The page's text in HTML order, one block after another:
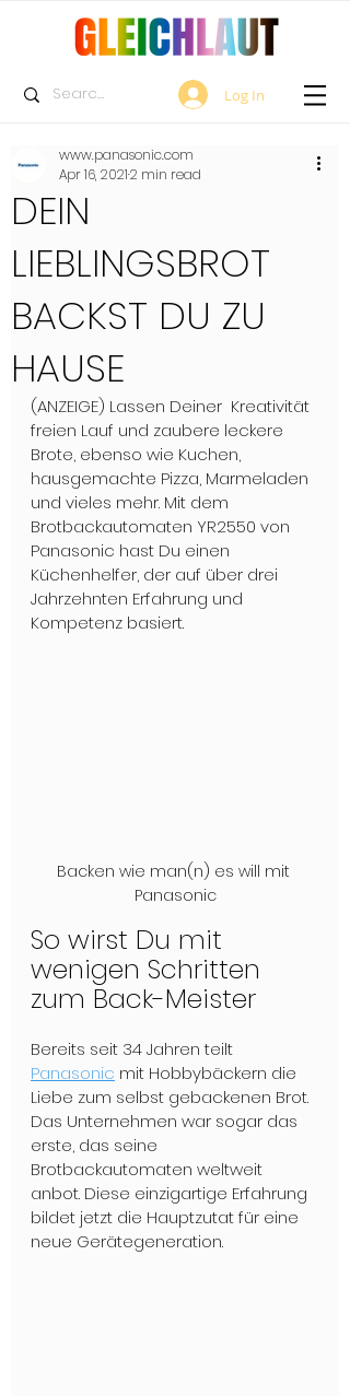
Log In
DEIN
LIEBLINGSBROT
BACKST DU ZU
HAUSE
www.panasonic.com
Apr 16, 20212 min read
(ANZEIGE) Lassen Deiner  Kreativität
freien Lauf und zaubere leckere
Brote, ebenso wie Kuchen,
hausgemachte Pizza, Marmeladen
und vieles mehr. Mit dem
Brotbackautomaten YR2550 von
Panasonic hast Du einen
Küchenhelfer, der auf über drei
Jahrzehnten Erfahrung und
Kompetenz basiert.
Backen wie man(n) es will mit
Panasonic
So wirst Du mit
wenigen Schritten
zum Back-Meister
Bereits seit 34 Jahren teilt
Panasonic mit Hobbybäckern die
Liebe zum selbst gebackenen Brot.
Das Unternehmen war sogar das
erste, das seine
Brotbackautomaten weltweit
anbot. Diese einzigartige Erfahrung
bildet jetzt die Hauptzutat für eine
neue Gerätegeneration.